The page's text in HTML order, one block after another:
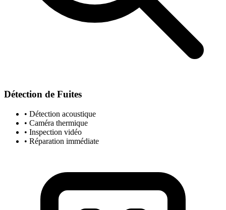
Détection de Fuites
• Détection acoustique
• Caméra thermique
• Inspection vidéo
• Réparation immédiate